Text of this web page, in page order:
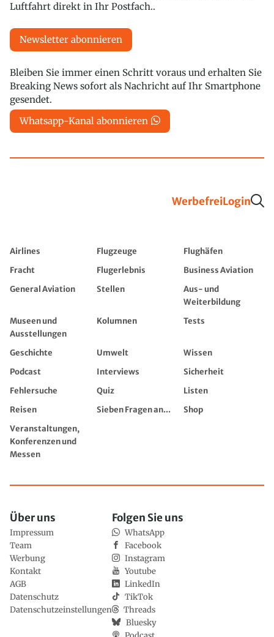
Luftfahrt direkt in Ihr Postfach..
Newsletter abonnieren
Bleiben Sie immer einen Schritt voraus und erhalten Sie
Breaking News sofort als Nachricht auf Ihr Smartphone
gesendet.
Whatsapp-Kanal abonnieren
WerbefreiLogin
Airlines Flugzeuge
Flughäfen
Fracht
Flugerlebnis
Business Aviation
General Aviation
Stellen
Aus- und
Weiterbildung
Museen und
Ausstellungen
Kolumnen Tests
Geschichte Umwelt
Wissen
Podcast
Interviews
Sicherheit
Fehlersuche
Quiz
Listen
Reisen
Sieben Fragen an...
Shop
Veranstaltungen,
Konferenzen und
Messen
Über uns
Impressum
Team
Werbung
Kontakt
AGB
Datenschutz
Datenschutzeinstellungen
Folgen Sie uns
WhatsApp
Facebook
Instagram
Youtube
LinkedIn
TikTok
Threads
Bluesky